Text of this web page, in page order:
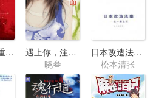
大国尊严·重述朝鲜战争的前世今生
遇上你，注定倒楣
晓叁
日本改造法案·北一辉之死
松本清张